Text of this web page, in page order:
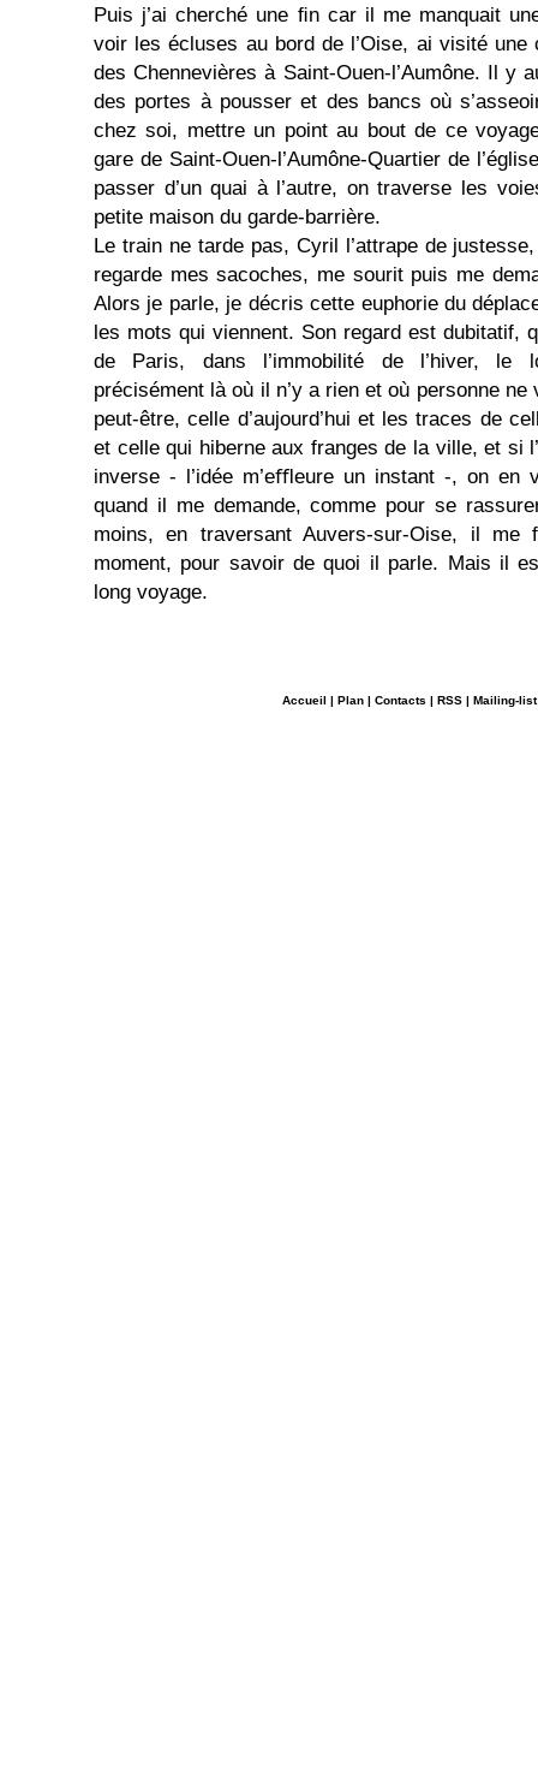
Puis j’ai cherché une ﬁn car il me manquait
voir les écluses au bord de l’Oise, ai visité
des Chennevières à Saint-Ouen-l’Aumône. Il y
des portes à pousser et des bancs où
chez soi, mettre un point au bout de ce
gare de Saint-Ouen-l’Aumône-Quartier de
passer d’un quai à l’autre, on traverse les
petite maison du garde-barrière.
Le train ne tarde pas, Cyril l’attrape de
regarde mes sacoches, me sourit puis me
Alors je parle, je décris cette euphorie du
les mots qui viennent. Son regard est dubitatif,
de Paris, dans l’immobilité de l’hiver, le
précisément là où il n’y a rien et où personne
peut-être, celle d’aujourd’hui et les traces de
et celle qui hiberne aux franges de la ville, et si
inverse - l’idée m’eﬄeure un ins­tant -, on en
quand il me demande, comme pour se
moins, en traversant Au­vers-sur-Oise, il me
moment, pour savoir de quoi il parle. Mais il
long voyage.
Accueil | Plan | Contacts | RSS | Mailing-list